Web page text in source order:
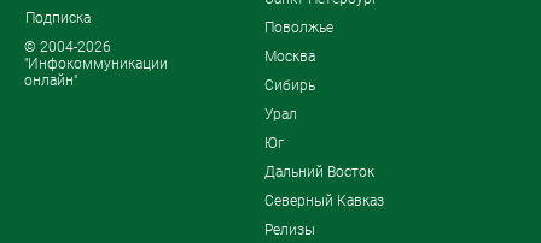
Подписка
© 2004-2026
"Инфокоммуникации
онлайн"
Поволжье
Москва
Сибирь
Урал
Юг
Дальний Восток
Северный Кавказ
Релизы